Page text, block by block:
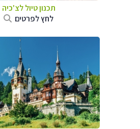
תכנון טיול לצ'כיה
לחץ לפרטים